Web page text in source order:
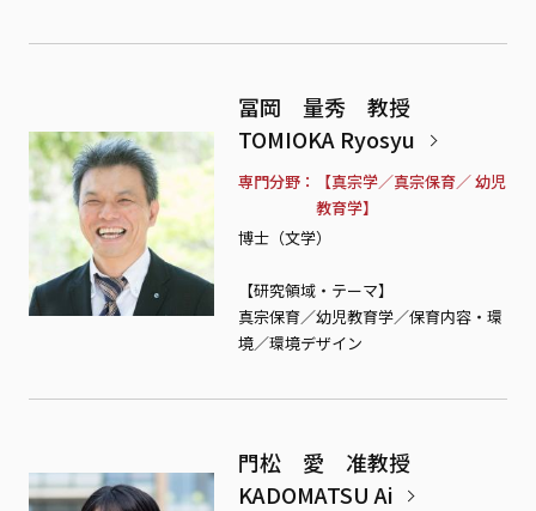
冨岡 量秀 教授
TOMIOKA Ryosyu
専門分野
【真宗学／真宗保育／ 幼児
教育学】
博士（文学）
【研究領域・テーマ】
真宗保育／幼児教育学／保育内容・環
境／環境デザイン
門松 愛 准教授
KADOMATSU Ai